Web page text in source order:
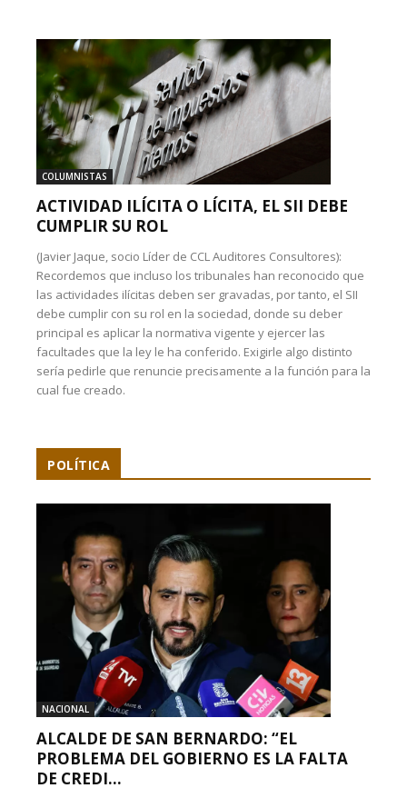
COLUMNISTAS
ACTIVIDAD ILÍCITA O LÍCITA, EL SII DEBE
CUMPLIR SU ROL
(Javier Jaque, socio Líder de CCL Auditores Consultores):
Recordemos que incluso los tribunales han reconocido que
las actividades ilícitas deben ser gravadas, por tanto, el SII
debe cumplir con su rol en la sociedad, donde su deber
principal es aplicar la normativa vigente y ejercer las
facultades que la ley le ha conferido. Exigirle algo distinto
sería pedirle que renuncie precisamente a la función para la
cual fue creado.
POLÍTICA
NACIONAL
ALCALDE DE SAN BERNARDO: “EL
PROBLEMA DEL GOBIERNO ES LA FALTA
DE CREDI...